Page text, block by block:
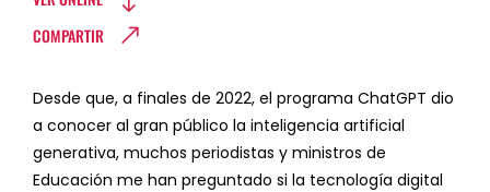
COMPARTIR
Desde que, a finales de 2022, el programa ChatGPT dio
a conocer al gran público la inteligencia artificial
generativa, muchos periodistas y ministros de
Educación me han preguntado si la tecnología digital